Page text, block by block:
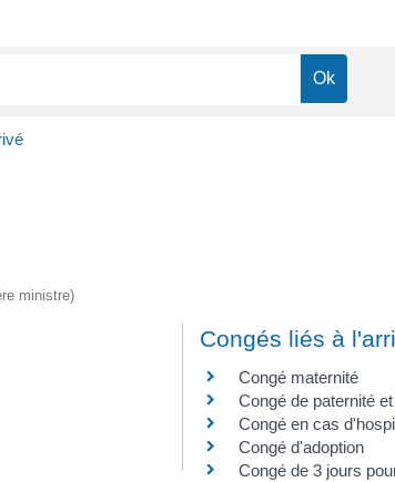
ministre)
Congés liés à
Congé maternité
Congé de paternité
Congé en cas
Congé d'adoption
Congé de 3 jours